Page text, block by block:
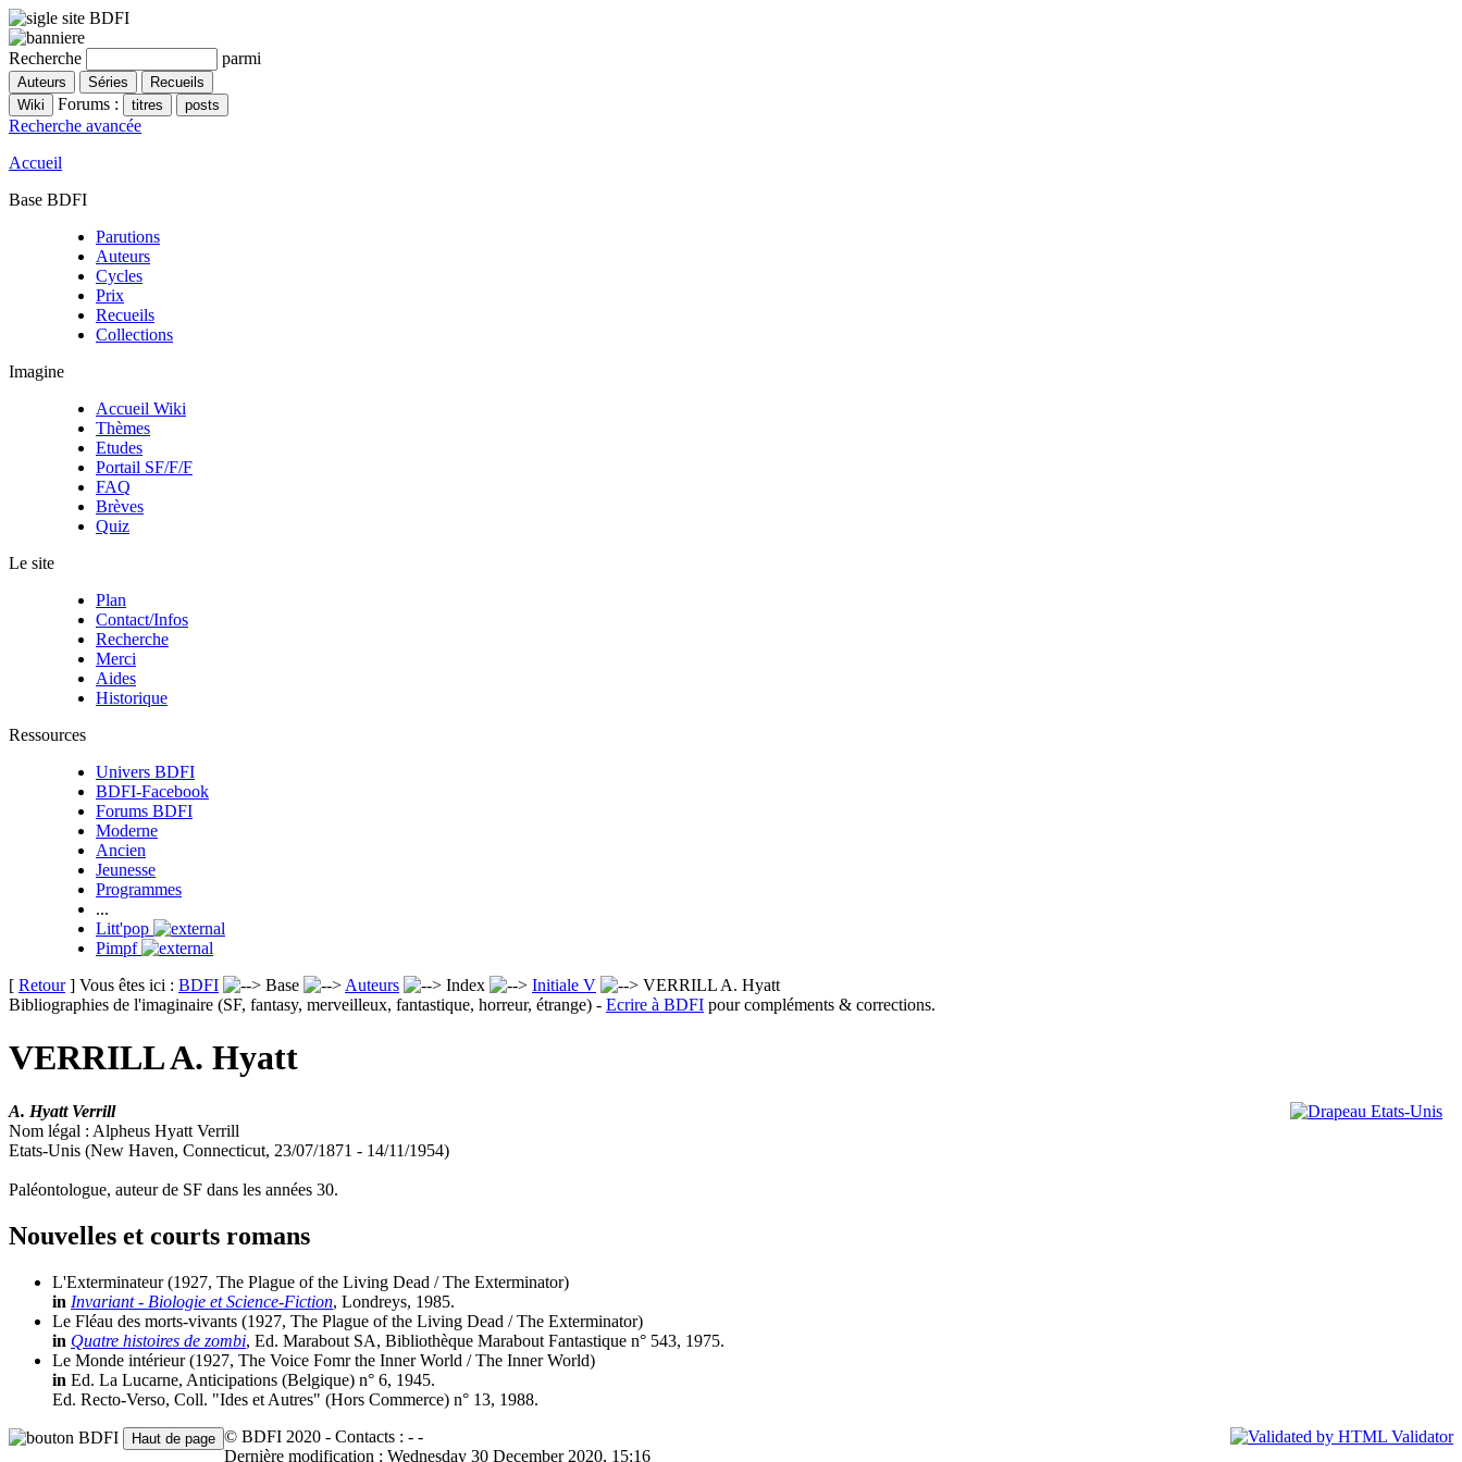
Recherche parmi
Forums :
Recherche avancée
Accueil
Base BDFI
Parutions
Auteurs
Cycles
Prix
Recueils
Collections
Imagine
Accueil Wiki
Thèmes
Etudes
Portail SF/F/F
FAQ
Brèves
Quiz
Le site
Plan
Contact/Infos
Recherche
Merci
Aides
Historique
Ressources
Univers BDFI
BDFI-Facebook
Forums BDFI
Moderne
Ancien
Jeunesse
Programmes
...
Litt'pop
Pimpf
[ Retour] Vous êtes ici : BDFI Base Auteurs Index Initiale V
VERRILL A. Hyatt
Bibliographies de l'imaginaire (SF, fantasy, merveilleux, fantastique, horreur, étrange) - Ecrire à BDFI pour compléments & corrections.
VERRILL A. Hyatt
A. Hyatt Verrill
Nom légal : Alpheus Hyatt Verrill
Etats-Unis (New Haven, Connecticut, 23/07/1871 - 14/11/1954)
Paléontologue, auteur de SF dans les années 30.
Nouvelles et courts romans
L'Exterminateur (1927, The Plague of the Living Dead / The Exterminator)
in Invariant - Biologie et Science-Fiction, Londreys, 1985.
Le Fléau des morts-vivants (1927, The Plague of the Living Dead / The Exterminator)
in Quatre histoires de zombi, Ed. Marabout SA, Bibliothèque Marabout Fantastique n° 543, 1975.
Le Monde intérieur (1927, The Voice Fomr the Inner World / The Inner World)
in Ed. La Lucarne, Anticipations (Belgique) n° 6, 1945.
Ed. Recto-Verso, Coll. "Ides et Autres" (Hors Commerce) n° 13, 1988.
© BDFI 2020 - Contacts : - -
Dernière modification : Wednesday 30 December 2020, 15:16